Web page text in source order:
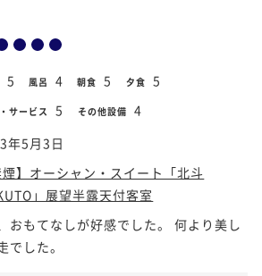
5 風呂 4 朝食 5 夕食 5
サービス 5 その他設備 4
年5月3日
煙】オーシャン・スイート「北斗
」展望半露天付客室
おもてなしが好感でした。 何より美し
した。